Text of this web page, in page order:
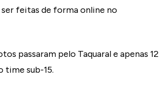
ser feitas de forma online no
passaram pelo Taquaral e apenas 12
time sub-15.